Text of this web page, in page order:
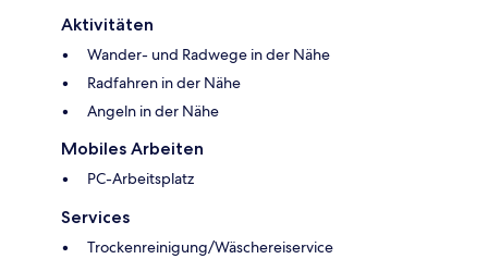
Aktivitäten
Wander- und Radwege in der Nähe
Radfahren in der Nähe
Angeln in der Nähe
Mobiles Arbeiten
PC-Arbeitsplatz
Services
Trockenreinigung/Wäschereiservice